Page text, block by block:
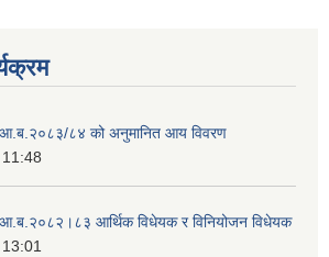
आ.ब.२०८३/८४ को अनुमानित आय विवरण
आ.ब.२०८२।८३ आर्थिक विधेयक र विनियोजन विधेयक